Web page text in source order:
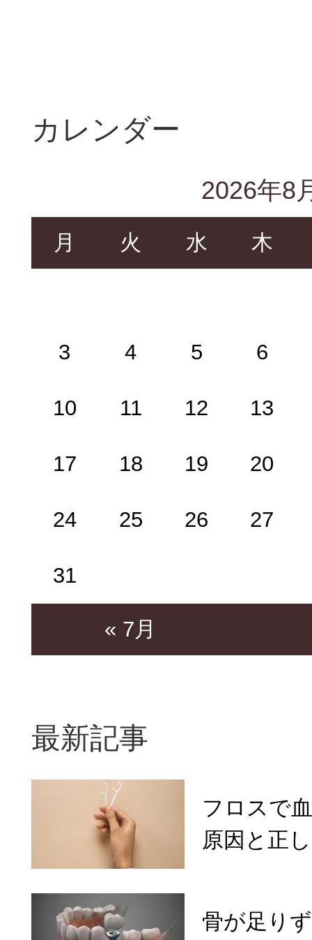
カレンダー
2026年8
月 火 水 木
« 7月
3 4 5 6
10 11 12 13
17 18 19 20
24 25 26 27
31
最新記事
フロスで
原因と正
骨が足り